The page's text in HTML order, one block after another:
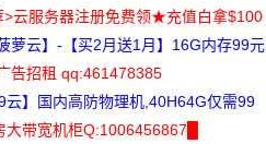
>云服务器注册免费领★充值白拿$100
萝云】-【买2月送1月】16G内存99元
告招租 qq:461478385
云】国内高防物理机,40H64G仅需99
大带宽机柜Q:1006456867█